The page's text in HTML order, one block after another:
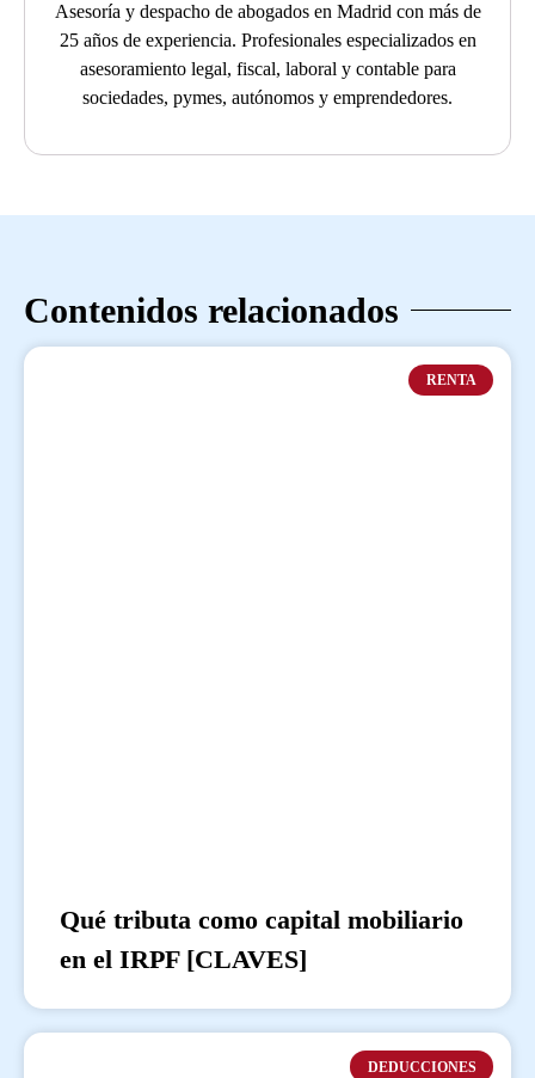
Asesoría y despacho de abogados en Madrid con más de
25 años de experiencia. Profesionales especializados en
asesoramiento legal, fiscal, laboral y contable para
sociedades, pymes, autónomos y emprendedores.
Contenidos relacionados
RENTA
Qué tributa como capital mobiliario
en el IRPF [CLAVES]
DEDUCCIONES